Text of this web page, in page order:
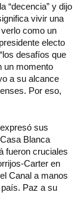
“decencia” y dijo
vivir una
como un
electo
desafíos que
un momento
a su alcance
Por eso,
sus
Blanca
fueron cruciales
Carter en
Canal a manos
Paz a su